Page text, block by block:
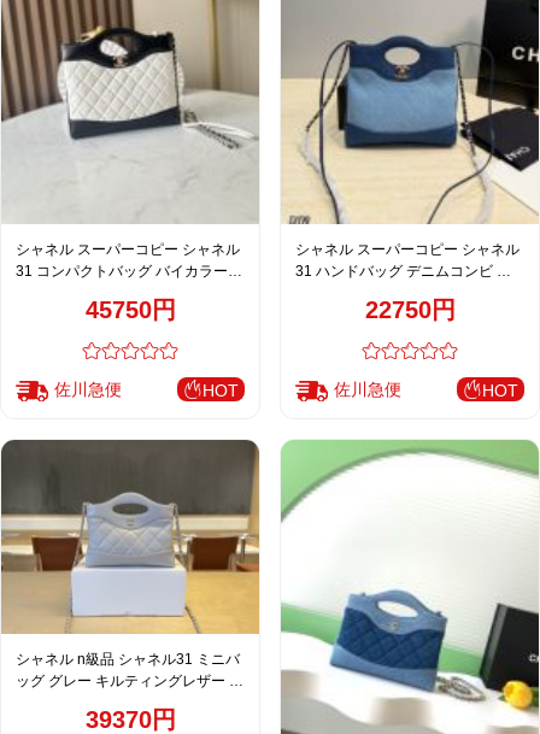
シャネル スーパーコピー シャネル
31 コンパクトバッグ バイカラー
45750円
佐川急便 HOT
シャネル スーパーコピー シャネル
31 ハンドバッグ デニムコンビ ブ
22750円
佐川急便 HOT
シャネル n級品 シャネル31 ミニバ
ッグ グレー キルティングレザー 上
39370円